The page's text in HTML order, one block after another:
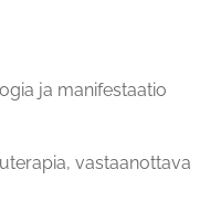
ja manifestaatio
vastaanottava